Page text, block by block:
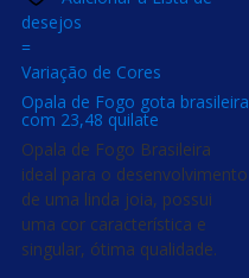
desejos
=
Variação de Cores
Opala de Fogo gota brasileira
com 23,48 quilate
Opala de Fogo Brasileira
ideal para o desenvolvimento
de uma linda joia, possui
uma cor característica e
singular, ótima qualidade.